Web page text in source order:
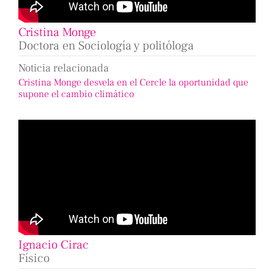
Cristina Monge
Doctora en Sociología y politóloga
Noticia relacionada
Cristina Monge desvela en el Cercle la oportunidad que
supone el cambio climático
Ignacio Cirac
Físico